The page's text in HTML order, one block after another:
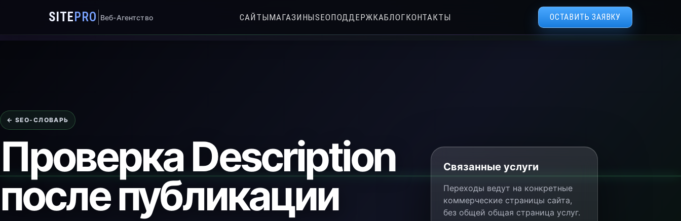
SITE PRO Веб-Агентство САЙТЫМАГАЗИНЫSEOПОДДЕРЖКАБЛОГКОНТАКТЫ ОСТАВИТЬ ЗАЯВКУ
← SEO-СЛОВАРЬ
Проверка Description
после публикации
Связанные услуги
Переходы ведут на конкретные
коммерческие страницы сайта,
без общей общая страница услуг.